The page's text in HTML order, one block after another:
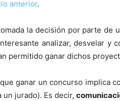
anterior.
la decisión por parte de
analizar, desvelar y
permitido ganar dichos
ganar un concurso implica
jurado). Es decir,